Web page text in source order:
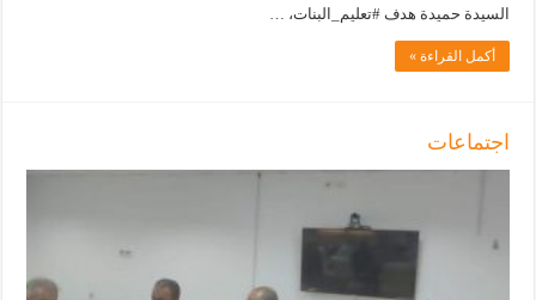
السيدة حميدة هدف #تعليم_البنات، …
أكمل القراءة »
اجتماعات